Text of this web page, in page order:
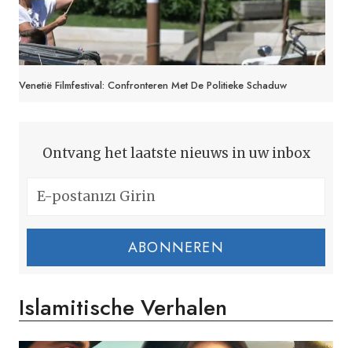
Venetië Filmfestival: Confronteren Met De Politieke Schaduw
Ontvang het laatste nieuws in uw inbox
ABONNEREN
Islamitische Verhalen